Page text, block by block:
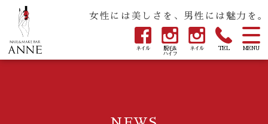
MENU
TEL
脱毛&
ハイフ
ネイル
ネイル
女性には美しさを、男性には魅力を。